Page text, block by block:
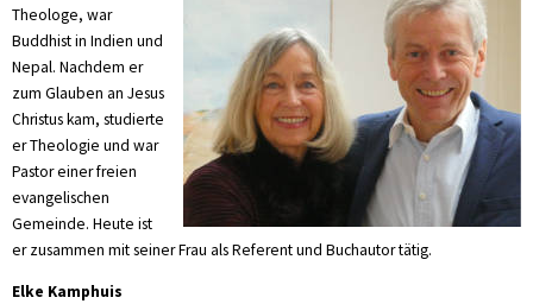
Theologe, war
Buddhist in Indien und
Nepal. Nachdem er
zum Glauben an Jesus
Christus kam, studierte
er Theologie und war
Pastor einer freien
evangelischen
Gemeinde. Heute ist
er zusammen mit seiner Frau als Referent und Buchautor tätig.
Elke Kamphuis